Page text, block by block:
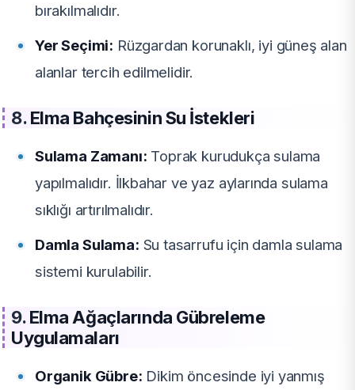
bırakılmalıdır.
Yer Seçimi: Rüzgardan korunaklı, iyi güneş alan
alanlar tercih edilmelidir.
8.Elma Bahçesinin Su İstekleri
Sulama Zamanı: Toprak kurudukça sulama
yapılmalıdır. İlkbahar ve yaz aylarında sulama
sıklığı artırılmalıdır.
Damla Sulama: Su tasarrufu için damla sulama
sistemi kurulabilir.
9.Elma Ağaçlarında Gübreleme
Uygulamaları
Organik Gübre: Dikim öncesinde iyi yanmış